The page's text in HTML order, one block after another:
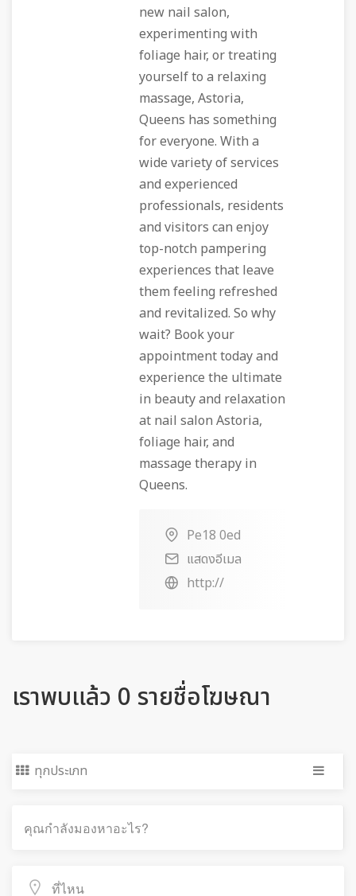
new nail salon,
experimenting with
foliage hair, or treating
yourself to a relaxing
massage, Astoria,
Queens has something
for everyone. With a
wide variety of services
and experienced
professionals, residents
and visitors can enjoy
top-notch pampering
experiences that leave
them feeling refreshed
and revitalized. So why
wait? Book your
appointment today and
experience the ultimate
in beauty and relaxation
at nail salon Astoria,
foliage hair, and
massage therapy in
Queens.
Pe18 0ed
แสดงอีเมล
http://
เราพบแล้ว 0 รายชื่อโฆษณา
ทุกประเภท